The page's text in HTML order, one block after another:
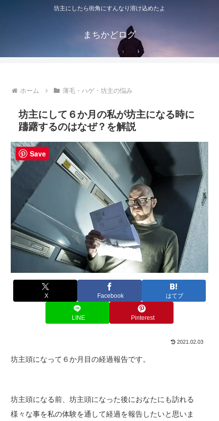
坊主にしたら街角にすんなり溶け込めたよ
まちかどログ
ホーム 薄毛・ハゲ・坊主の悩み
坊主にして６か月の私が坊主になる時に
躊躇するのはなぜ？を解説
X Facebook はてブ
LINE Pinterest
2021.02.03
坊主頭になって６か月目の経過報告です。
坊主頭になる前、坊主頭になった後におなたにも訪れる
様々な事を私の体験を通して経過を報告したいと思いま
Save